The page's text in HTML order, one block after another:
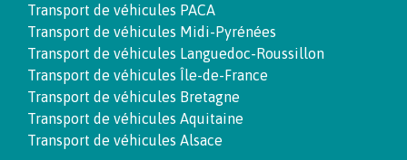
Transport de véhicules PACA
Transport de véhicules Midi-Pyrénées
Transport de véhicules Languedoc-Roussillon
Transport de véhicules Île-de-France
Transport de véhicules Bretagne
Transport de véhicules Aquitaine
Transport de véhicules Alsace